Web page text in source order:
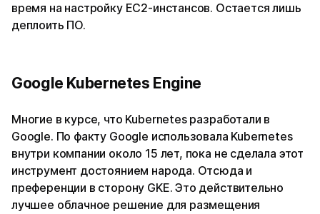
время на настройку EC2-инстансов. Остается лишь
деплоить ПО.
Google Kubernetes Engine
Многие в курсе, что Kubernetes разработали в
Google. По факту Google использовала Kubernetes
внутри компании около 15 лет, пока не сделала этот
инструмент достоянием народа. Отсюда и
преференции в сторону GKE. Это действительно
лучшее облачное решение для размещения